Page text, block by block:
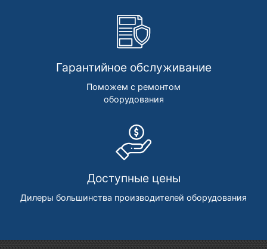
Гарантийное обслуживание
Поможем с ремонтом
оборудования
Доступные цены
Дилеры большинства производителей оборудования